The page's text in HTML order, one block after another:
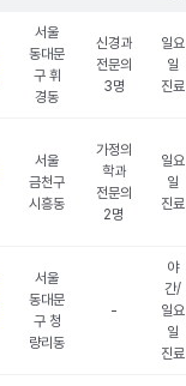
서울
동대문
구 휘
경동
신경과
전문의
3명
일요
일
진료
서울
금천구
시흥동
가정의
학과
전문의
2명
일요
일
진료
서울
동대문
구 청
량리동
-
야
간/
일요
일
진료